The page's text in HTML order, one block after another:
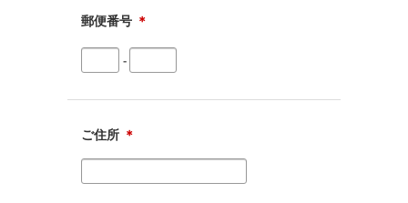
郵便番号 ＊
-
ご住所 ＊